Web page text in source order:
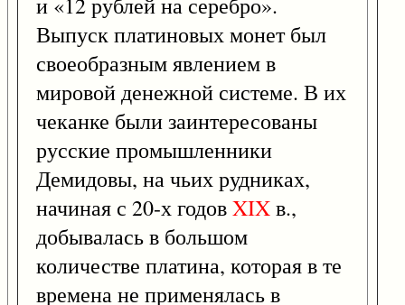
Выпуск платиновых монет был
своеобразным явлением в
мировой денежной системе. В их
чеканке были заинтересованы
русские промышленники
Демидовы, на чьих рудниках,
начиная с 20-х годовXIXв.,
добывалась в большом
количестве платина, которая в те
времена не применялась в